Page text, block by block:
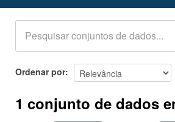
Organizações
Grupos
Sobre
Ordenar por
1 conjunto de dados